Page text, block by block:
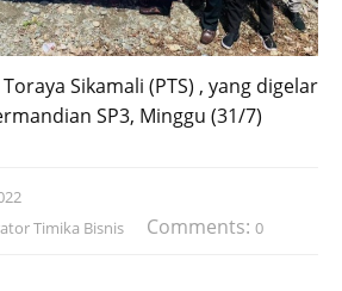
Sikamali (PTS) , yang digelar
SP3, Minggu (31/7)
Timika Bisnis Comments: 0